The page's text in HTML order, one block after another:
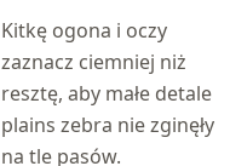
Kitkę ogona i oczy
zaznacz ciemniej niż
resztę, aby małe detale
plains zebra nie zginęły
na tle pasów.